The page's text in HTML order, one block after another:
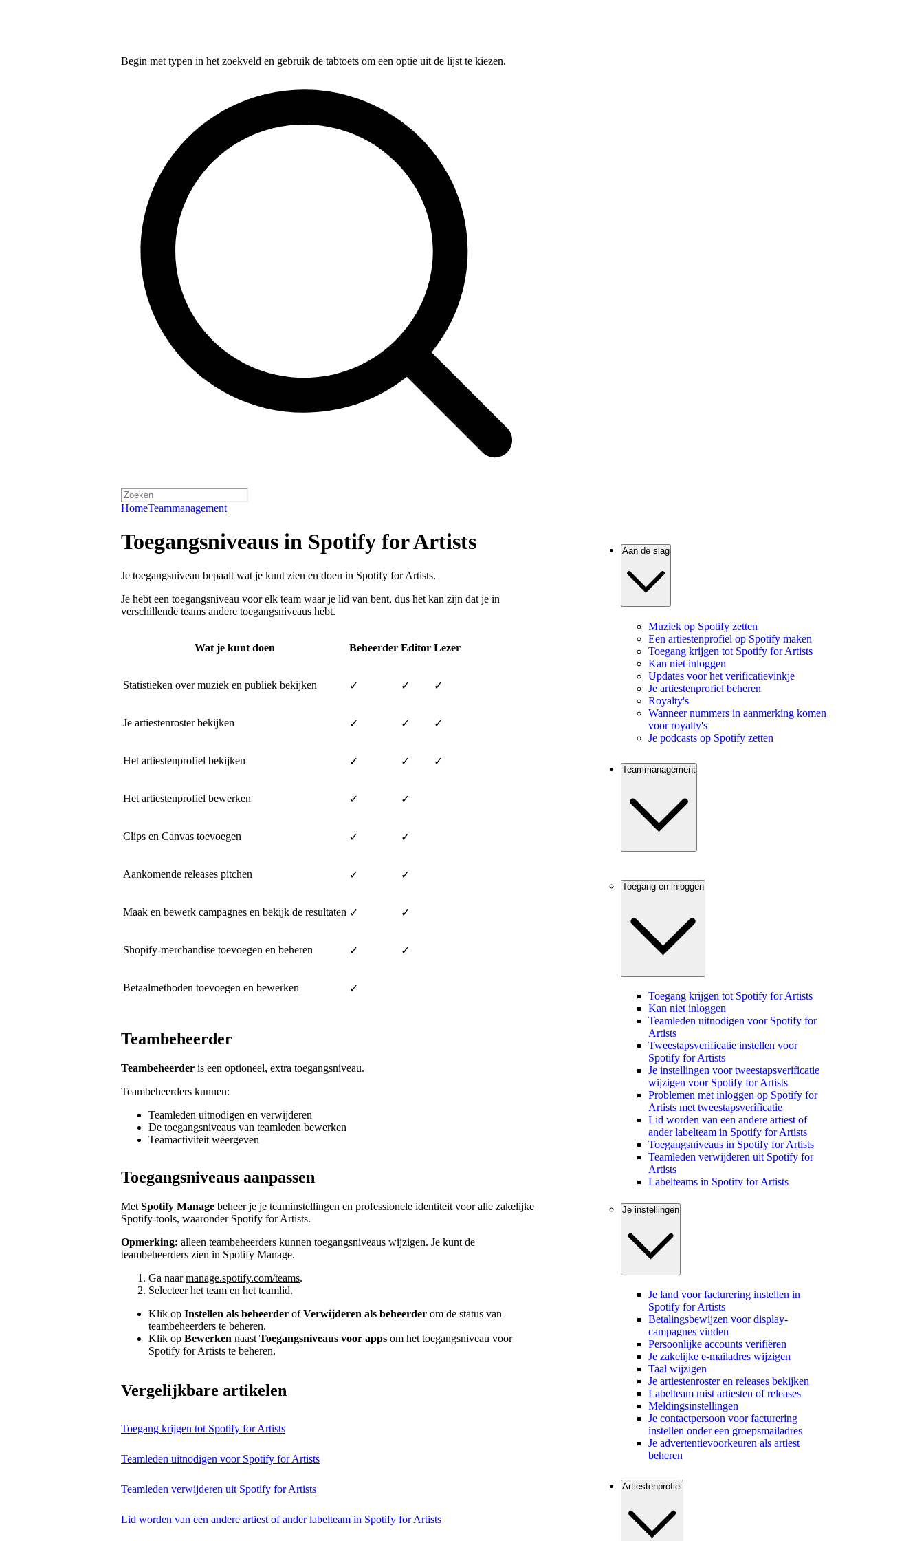
Begin met typen in het zoekveld en gebruik de tabtoets om een optie uit de lijst te kiezen.
HomeTeammanagement
Toegangsniveaus in Spotify for Artists
Je toegangsniveau bepaalt wat je kunt zien en doen in Spotify for Artists.
Je hebt een toegangsniveau voor elk team waar je lid van bent, dus het kan zijn dat je in
verschillende teams andere toegangsniveaus hebt.
Wat je kunt doen Beheerder Editor Lezer
Statistieken over muziek en publiek bekijken ✓ ✓ ✓
Je artiestenroster bekijken ✓ ✓ ✓
Het artiestenprofiel bekijken ✓ ✓ ✓
Het artiestenprofiel bewerken ✓ ✓
Clips en Canvas toevoegen ✓ ✓
Aankomende releases pitchen ✓ ✓
Maak en bewerk campagnes en bekijk de resultaten ✓ ✓
Shopify-merchandise toevoegen en beheren ✓ ✓
Betaalmethoden toevoegen en bewerken ✓
Teambeheerder
Teambeheerder is een optioneel, extra toegangsniveau.
Teambeheerders kunnen:
Teamleden uitnodigen en verwijderen
De toegangsniveaus van teamleden bewerken
Teamactiviteit weergeven
Toegangsniveaus aanpassen
Met Spotify Manage beheer je je teaminstellingen en professionele identiteit voor alle zakelijke
Spotify-tools, waaronder Spotify for Artists.
Opmerking: alleen teambeheerders kunnen toegangsniveaus wijzigen. Je kunt de
teambeheerders zien in Spotify Manage.
Ga naarmanage.spotify.com/teams.
Selecteer het team en het teamlid.
Klik op Instellen als beheerder ofVerwijderen als beheerder om de status van
teambeheerders te beheren.
Klik op Bewerken naast Toegangsniveaus voor apps om het toegangsniveau voor
Spotify for Artists te beheren.
Vergelijkbare artikelen
Toegang krijgen tot Spotify for Artists
Teamleden uitnodigen voor Spotify for Artists
Teamleden verwijderen uit Spotify for Artists
Lid worden van een andere artiest of ander labelteam in Spotify for Artists
Aan de slag
Muziek op Spotify zetten
Een artiestenprofiel op Spotify maken
Toegang krijgen tot Spotify for Artists
Kan niet inloggen
Updates voor het verificatievinkje
Je artiestenprofiel beheren
Royalty's
Wanneer nummers in aanmerking komen
voor royalty's
Je podcasts op Spotify zetten
Teammanagement
Toegang en inloggen
Toegang krijgen tot Spotify for Artists
Kan niet inloggen
Teamleden uitnodigen voor Spotify for
Artists
Tweestapsverificatie instellen voor
Spotify for Artists
Je instellingen voor tweestapsverificatie
wijzigen voor Spotify for Artists
Problemen met inloggen op Spotify for
Artists met tweestapsverificatie
Lid worden van een andere artiest of
ander labelteam in Spotify for Artists
Toegangsniveaus in Spotify for Artists
Teamleden verwijderen uit Spotify for
Artists
Labelteams in Spotify for Artists
Je instellingen
Je land voor facturering instellen in
Spotify for Artists
Betalingsbewijzen voor display-
campagnes vinden
Persoonlijke accounts verifiëren
Je zakelijke e-mailadres wijzigen
Taal wijzigen
Je artiestenroster en releases bekijken
Labelteam mist artiesten of releases
Meldingsinstellingen
Je contactpersoon voor facturering
instellen onder een groepsmailadres
Je advertentievoorkeuren als artiest
beheren
Artiestenprofiel